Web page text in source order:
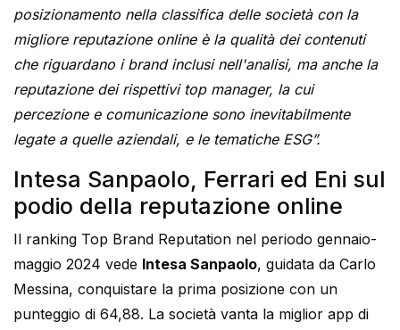
posizionamento nella classifica delle società con la
migliore reputazione online è la qualità dei contenuti
che riguardano i brand inclusi nell'analisi, ma anche la
reputazione dei rispettivi top manager, la cui
percezione e comunicazione sono inevitabilmente
legate a quelle aziendali, e le tematiche ESG”.
Intesa Sanpaolo, Ferrari ed Eni sul
podio della reputazione online
Il ranking Top Brand Reputation nel periodo gennaio-
maggio 2024 vede Intesa Sanpaolo, guidata da Carlo
Messina, conquistare la prima posizione con un
punteggio di 64,88. La società vanta la miglior app di